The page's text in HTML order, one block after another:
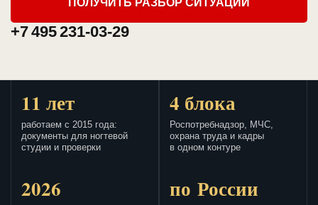
+7 495 231-03-29
11 лет
работаем с 2015 года:
документы для ногтевой
студии и проверки
4 блока
Роспотребнадзор, МЧС,
охрана труда и кадры
в одном контуре
2026 по России